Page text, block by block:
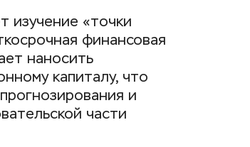
изучение «точки
финансовая
наносить
капиталу, что
и
части